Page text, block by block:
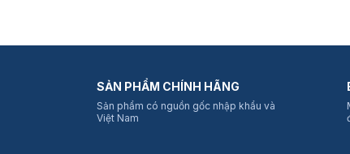
SẢN PHẨM CHÍNH HÃNG
Sản phẩm có nguồn gốc nhập khẩu và
Việt Nam